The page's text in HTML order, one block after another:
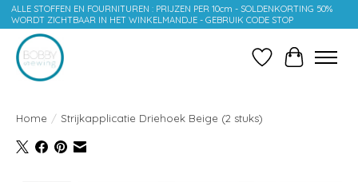
ALLE STOFFEN EN FOURNITUREN : PRIJZEN PER 10cm - SOLDENKORTING 50%
WORDT ZICHTBAAR IN HET WINKELMANDJE - GEBRUIK CODE STOP
Verlanglijst
Home / Strijkapplicatie Driehoek Beige (2 stuks)